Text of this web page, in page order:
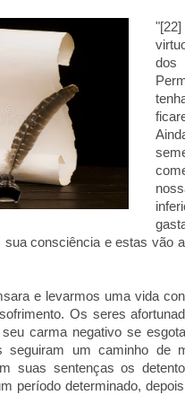
dos
consciência e estas vão
e levarmos uma vida
Os seres
carma negativo se
seguiram um caminho de
suas sentenças os
período determinado,